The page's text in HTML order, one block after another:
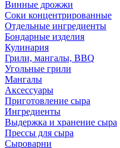
Винные дрожжи
Соки концентрированные
Отдельные ингредиенты
Бондарные изделия
Кулинария
Грили, мангалы, BBQ
Угольные грили
Мангалы
Аксессуары
Приготовление сыра
Ингредиенты
Выдержка и хранение сыра
Прессы для сыра
Сыроварни